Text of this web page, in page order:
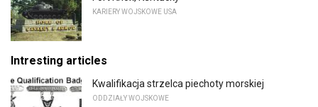
KARIERY WOJSKOWE USA
Intresting articles
Kwalifikacja strzelca piechoty morskiej
ODDZIAŁY WOJSKOWE